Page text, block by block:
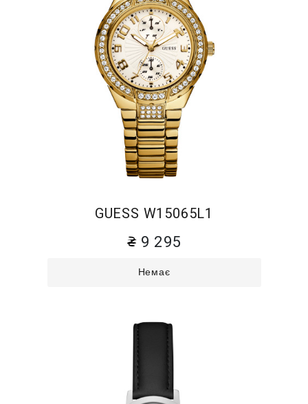
GUESS W15065L1
9 295
Немає